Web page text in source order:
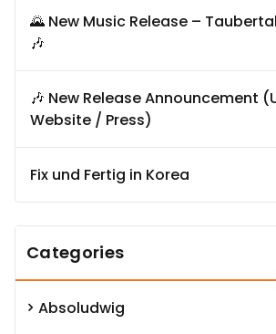
🌄 New Music Release –
🎶
🎶 New Release Announcement
Website / Press)
Fix und Fertig in Korea
Categories
Absoludwig